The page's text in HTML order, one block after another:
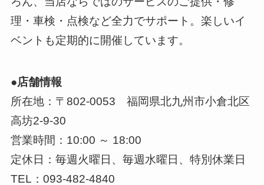
理・車検・点検など全力でサポート。楽しいイ
ベントも定期的に開催しています。
●店舗情報
所在地：〒802-0053 福岡県​北九州市​小倉北区
高坊2-9-30​
営業時間：10:00 ～ 18:00
定休日：毎週火曜日、毎週水曜日、特別休業日
TEL：093-482-4840